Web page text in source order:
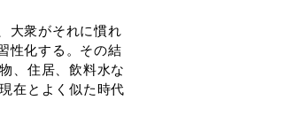
大衆がそれに慣れ
性化する。その結
、住居、飲料水な
在とよく似た時代